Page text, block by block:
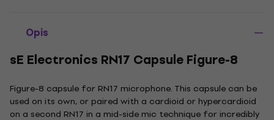
Opis
sE Electronics RN17 Capsule Figure-8
Figure-8 capsule for RN17 microphone. This capsule can be
used on its own, or paired with a cardioid or hypercardioid
on a second RN17 in a mid-side mic technique for incredibly